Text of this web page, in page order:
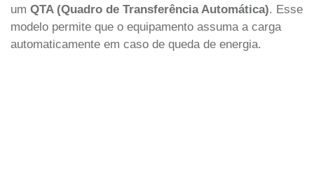
um QTA (Quadro de Transferência Automática). Esse
modelo permite que o equipamento assuma a carga
automaticamente em caso de queda de energia.